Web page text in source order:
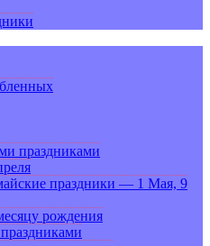
праздниками
праздники — 1 Мая, 9
рождения